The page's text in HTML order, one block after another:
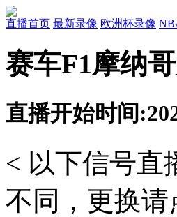
直播首页 最新录像 欧洲杯录像
赛车F1摩纳
直播开始时间
< 以下信号直
不同，更换